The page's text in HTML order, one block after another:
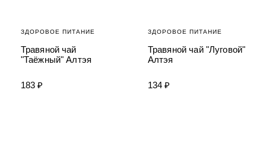
ЗДОРОВОЕ ПИТАНИЕ
Травяной чай
"Таёжный" Алтэя
183 ₽
ЗДОРОВОЕ ПИТАНИЕ
Травяной чай "Луговой"
Алтэя
134 ₽